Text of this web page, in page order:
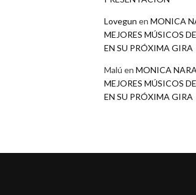
Lovegun en MONICA
MEJORES MÚSICOS
EN SU PRÓXIMA GIRA
Malú en MONICA
MEJORES MÚSICOS
EN SU PRÓXIMA GIRA